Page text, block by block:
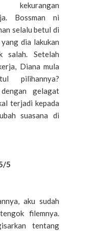
Bossman ni
selalu betul di
dia lakukan
Setelah
Diana mula
pilihannya?
gelagat
terjadi kepada
suasana di
5
aku sudah
filemnya.
tentang